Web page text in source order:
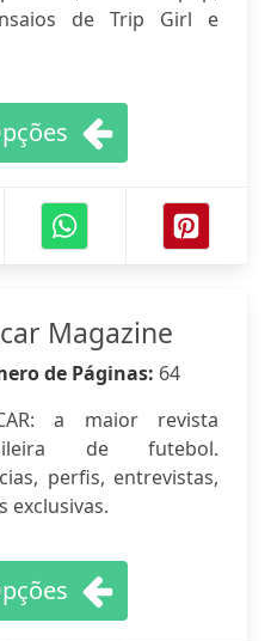
de Trip Girl e
Magazine
de Páginas: 64
a maior revista
de futebol.
perfis, entrevistas,
exclusivas.